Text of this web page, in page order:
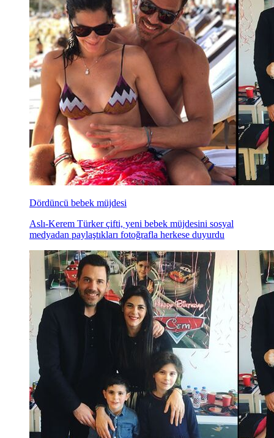
Dördüncü bebek müjdesi
Aslı-Kerem Türker çifti, yeni bebek müjdesini sosyal
medyadan paylaştıkları fotoğrafla herkese duyurdu